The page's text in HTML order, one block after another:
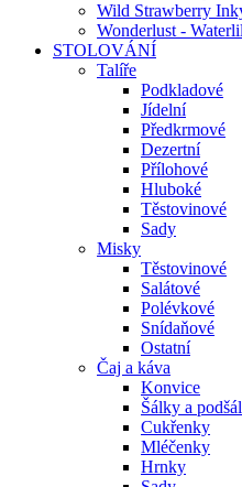
Wild Strawberry
Wonderlust -
STOLOVÁNÍ
Talíře
Podkladové
Jídelní
Předkrmové
Dezertní
Přílohové
Hluboké
Těstovinové
Sady
Misky
Těstovinové
Salátové
Polévkové
Snídaňové
Ostatní
Čaj a káva
Konvice
Šálky a
Cukřenky
Mléčenky
Hrnky